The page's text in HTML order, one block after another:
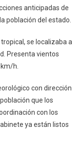
anticipadas de
población del estado.
se localizaba a
Presenta vientos
h.
con dirección
que los
con los
ya están listos